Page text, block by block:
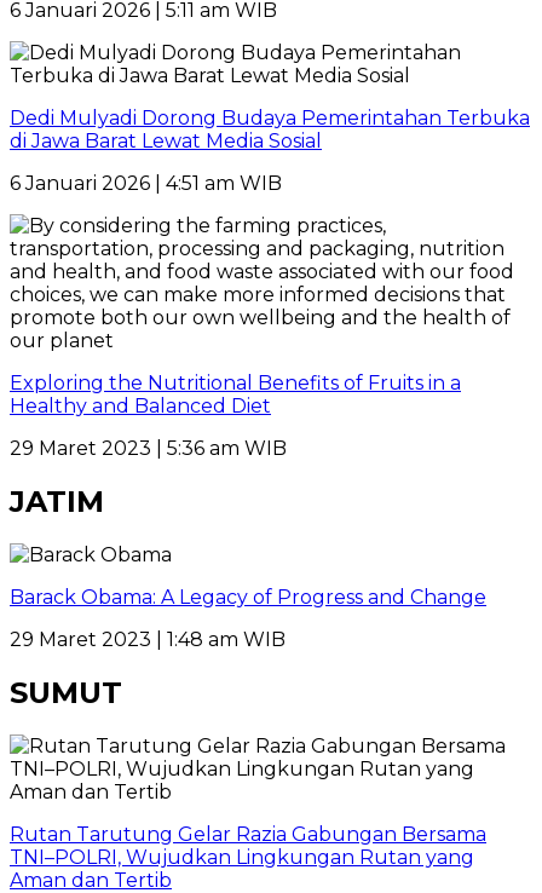
6 Januari 2026 | 5:11 am WIB
Dedi Mulyadi Dorong Budaya Pemerintahan Terbuka
di Jawa Barat Lewat Media Sosial
6 Januari 2026 | 4:51 am WIB
Exploring the Nutritional Benefits of Fruits in a
Healthy and Balanced Diet
29 Maret 2023 | 5:36 am WIB
JATIM
Barack Obama: A Legacy of Progress and Change
29 Maret 2023 | 1:48 am WIB
SUMUT
Rutan Tarutung Gelar Razia Gabungan Bersama
TNI–POLRI, Wujudkan Lingkungan Rutan yang
Aman dan Tertib